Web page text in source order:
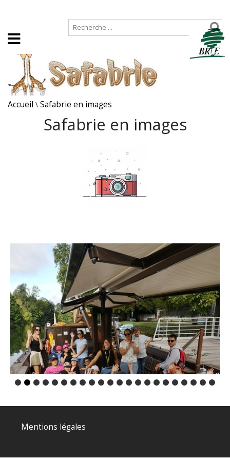
Accueil \ Safabrie en images
Safabrie en images
Mentions légales